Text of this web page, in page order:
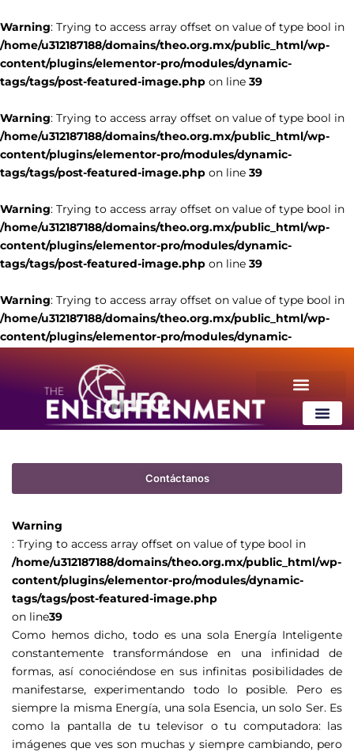
Warning: Trying to access array offset on value of type bool in
/home/u312187188/domains/theo.org.mx/public_html/wp-
content/plugins/elementor-pro/modules/dynamic-
tags/tags/post-featured-image.php on line 39
Warning: Trying to access array offset on value of type bool in
/home/u312187188/domains/theo.org.mx/public_html/wp-
content/plugins/elementor-pro/modules/dynamic-
tags/tags/post-featured-image.php on line 39
Warning: Trying to access array offset on value of type bool in
/home/u312187188/domains/theo.org.mx/public_html/wp-
content/plugins/elementor-pro/modules/dynamic-
tags/tags/post-featured-image.php on line 39
Warning: Trying to access array offset on value of type bool in
/home/u312187188/domains/theo.org.mx/public_html/wp-
content/plugins/elementor-pro/modules/dynamic-
Contáctanos
Warning
: Trying to access array offset on value of type bool in
/home/u312187188/domains/theo.org.mx/public_html/wp-
content/plugins/elementor-pro/modules/dynamic-
tags/tags/post-featured-image.php
on line39
Como hemos dicho, todo es una sola Energía Inteligente
constantemente transformándose en una infinidad de
formas, así conociéndose en sus infinitas posibilidades de
manifestarse, experimentando todo lo posible. Pero es
siempre la misma Energía, una sola Esencia, un solo Ser. Es
como la pantalla de tu televisor o tu computadora: las
imágenes que ves son muchas y siempre cambiando, pero